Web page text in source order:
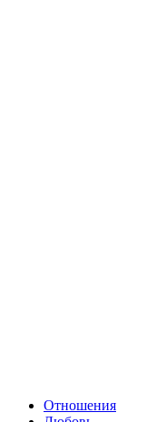
Отношения